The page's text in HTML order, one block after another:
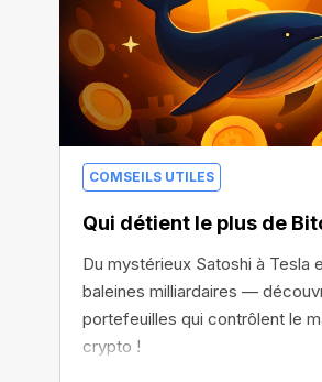
COMSEILS UTILES
Qui détient le plus de
Du mystérieux Satoshi à Tesla
baleines milliardaires —
portefeuilles qui contrôlent le
crypto !